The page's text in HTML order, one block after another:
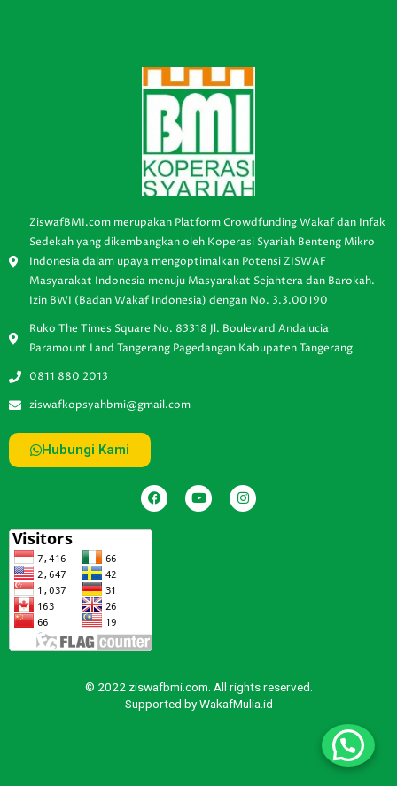
ZiswafBMI.com merupakan Platform Crowdfunding Wakaf dan Infak
Sedekah yang dikembangkan oleh Koperasi Syariah Benteng Mikro
Indonesia dalam upaya mengoptimalkan Potensi ZISWAF
Masyarakat Indonesia menuju Masyarakat Sejahtera dan Barokah.
Izin BWI (Badan Wakaf Indonesia) dengan No. 3.3.00190
Ruko The Times Square No. 83318 Jl. Boulevard Andalucia
Paramount Land Tangerang Pagedangan Kabupaten Tangerang
0811 880 2013
ziswafkopsyahbmi@gmail.com
Hubungi Kami
© 2022 ziswafbmi.com. All rights reserved.
Supported byWakafMulia.id